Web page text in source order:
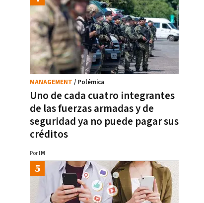
Uno de cada cuatro integrantes
de las fuerzas armadas y de
seguridad ya no puede pagar sus
créditos
MANAGEMENT / Polémica
Por IM